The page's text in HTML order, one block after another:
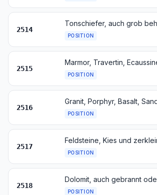
2514
POSITION
2515
POSITION
2516
POSITION
2517
POSITION
2518
POSITION